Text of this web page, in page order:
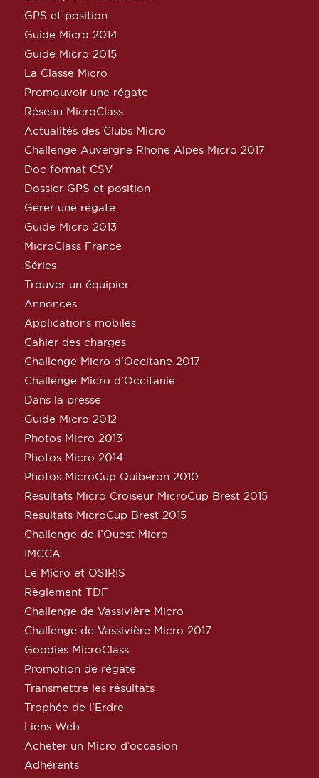
GPS et position
Guide Micro 2014
Guide Micro 2015
La Classe Micro
Promouvoir une régate
Réseau MicroClass
Actualités des Clubs Micro
Challenge Auvergne Rhone Alpes Micro 2017
Doc format CSV
Dossier GPS et position
Gérer une régate
Guide Micro 2013
MicroClass France
Séries
Trouver un équipier
Annonces
Applications mobiles
Cahier des charges
Challenge Micro d’Occitane 2017
Challenge Micro d’Occitanie
Dans la presse
Guide Micro 2012
Photos Micro 2013
Photos Micro 2014
Photos MicroCup Quiberon 2010
Résultats Micro Croiseur MicroCup Brest 2015
Résultats MicroCup Brest 2015
Challenge de l’Ouest Micro
IMCCA
Le Micro et OSIRIS
Règlement TDF
Challenge de Vassivière Micro
Challenge de Vassivière Micro 2017
Goodies MicroClass
Promotion de régate
Transmettre les résultats
Trophée de l’Erdre
Liens Web
Acheter un Micro d’occasion
Adhérents